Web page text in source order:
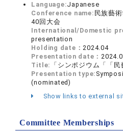
Language:Japanese
Conference name: 民族藝
40回大会
International/Domestic
presentation
Holding date：2024.04
Presentation date：
Title: 「シンポジウム「「
Presentation type:
(nominated)
Show links to external
Committee Memberships